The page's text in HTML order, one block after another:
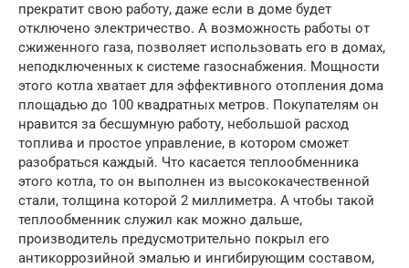
прекратит свою работу, даже если в доме будет
отключено электричество. А возможность работы от
сжиженного газа, позволяет использовать его в домах,
неподключенных к системе газоснабжения. Мощности
этого котла хватает для эффективного отопления дома
площадью до 100 квадратных метров. Покупателям он
нравится за бесшумную работу, небольшой расход
топлива и простое управление, в котором сможет
разобраться каждый. Что касается теплообменника
этого котла, то он выполнен из высококачественной
стали, толщина которой 2 миллиметра. А чтобы такой
теплообменник служил как можно дальше,
производитель предусмотрительно покрыл его
антикоррозийной эмалью и ингибирующим составом,